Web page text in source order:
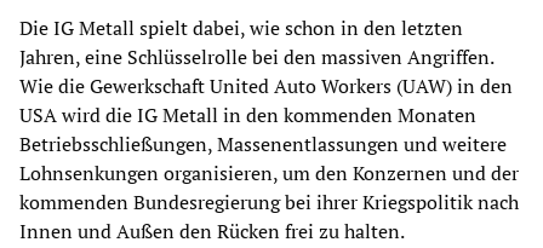
Die IG Metall spielt dabei, wie schon in den letzten
Jahren, eine Schlüsselrolle bei den massiven Angriffen.
Wie die Gewerkschaft United Auto Workers (UAW) in den
USA wird die IG Metall in den kommenden Monaten
Betriebsschließungen, Massenentlassungen und weitere
Lohnsenkungen organisieren, um den Konzernen und der
kommenden Bundesregierung bei ihrer Kriegspolitik nach
Innen und Außen den Rücken frei zu halten.